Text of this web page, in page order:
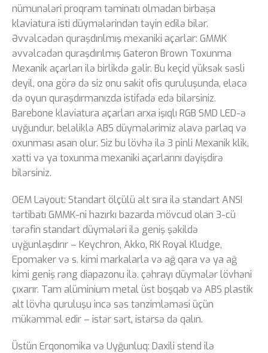
nümunələri proqram təminatı olmadan birbaşa
klaviatura isti düymələrindən təyin edilə bilər.
Əvvəlcədən quraşdırılmış mexaniki açarlar: GMMK
əvvəlcədən quraşdırılmış Gateron Brown Toxunma
Mexanik açarları ilə birlikdə gəlir. Bu keçid yüksək səsli
deyil, ona görə də siz onu sakit ofis quruluşunda, eləcə
də oyun quraşdırmanızda istifadə edə bilərsiniz.
Barebone klaviatura açarları arxa işıqlı RGB SMD LED-ə
uyğundur, beləliklə ABS düymələrimiz əlavə parlaq və
oxunması asan olur. Siz bu lövhə ilə 3 pinli Mexanik klik,
xətti və ya toxunma mexaniki açarlarını dəyişdirə
bilərsiniz.
OEM Layout: Standart ölçülü alt sıra ilə standart ANSI
tərtibatı GMMK-ni hazırkı bazarda mövcud olan 3-cü
tərəfin standart düymələri ilə geniş şəkildə
uyğunlaşdırır – Keychron, Akko, RK Royal Kludge,
Epomaker və s. kimi markalarla və ağ qara və ya ağ
kimi geniş rəng diapazonu ilə. çəhrayı düymələr lövhəni
çıxarır. Tam alüminium metal üst boşqab və ABS plastik
alt lövhə quruluşu incə səs tənzimləməsi üçün
mükəmməl edir – istər sərt, istərsə də qalın.
Üstün Erqonomika və Uyğunluq: Daxili stend ilə